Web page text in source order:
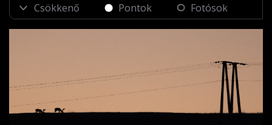
Pontok Fotósok